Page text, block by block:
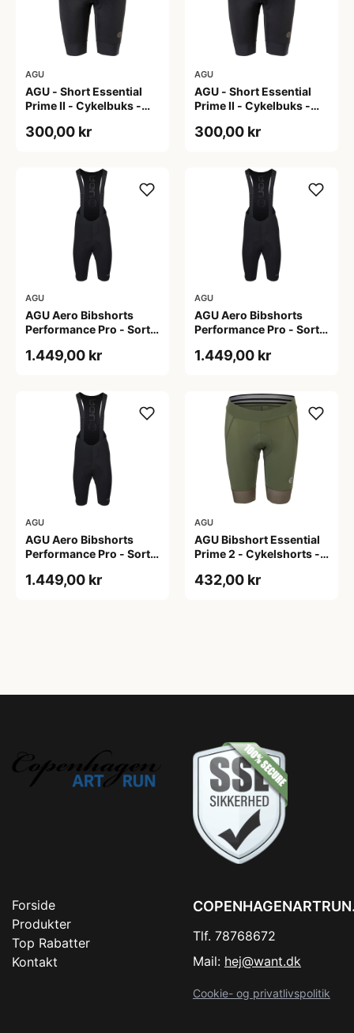
AGU
AGU - Short Essential
Prime II - Cykelbuks -
300,00 kr
AGU
AGU - Short Essential
Prime II - Cykelbuks -
300,00 kr
AGU
AGU Aero Bibshorts
Performance Pro - Sort -
1.449,00 kr
AGU
AGU Aero Bibshorts
Performance Pro - Sort -
1.449,00 kr
AGU
AGU Aero Bibshorts
Performance Pro - Sort -
1.449,00 kr
AGU
AGU Bibshort Essential
Prime 2 - Cykelshorts -
2XL
432,00 kr
Forside
Produkter
Top Rabatter
Kontakt
Tlf. 78768672
Mail: hej@want.dk
Cookie- og privatlivspolitik